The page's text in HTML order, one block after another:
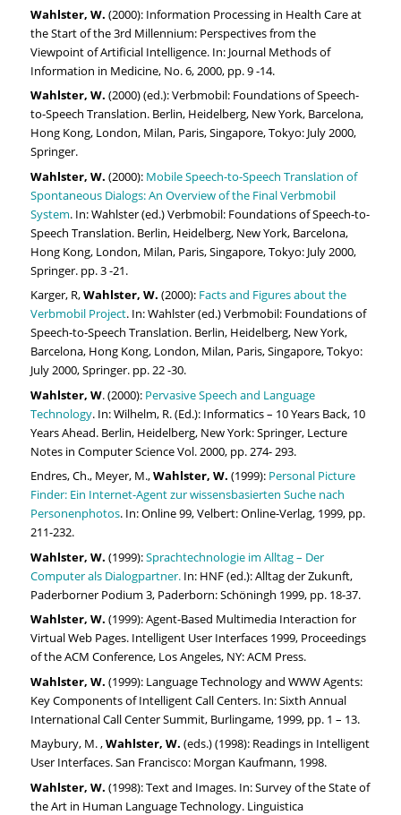
Wahlster, W. (2000): Information Processing in Health Care at
the Start of the 3rd Millennium: Perspectives from the
Viewpoint of Artificial Intelligence. In: Journal Methods of
Information in Medicine, No. 6, 2000, pp. 9 -14.
Wahlster, W. (2000) (ed.): Verbmobil: Foundations of Speech-
to-Speech Translation. Berlin, Heidelberg, New York, Barcelona,
Hong Kong, London, Milan, Paris, Singapore, Tokyo: July 2000,
Springer.
Wahlster, W. (2000): Mobile Speech-to-Speech Translation of
Spontaneous Dialogs: An Overview of the Final Verbmobil
System. In: Wahlster (ed.) Verbmobil: Foundations of Speech-to-
Speech Translation. Berlin, Heidelberg, New York, Barcelona,
Hong Kong, London, Milan, Paris, Singapore, Tokyo: July 2000,
Springer. pp. 3 -21.
Karger, R,Wahlster, W. (2000): Facts and Figures about the
Verbmobil Project. In: Wahlster (ed.) Verbmobil: Foundations of
Speech-to-Speech Translation. Berlin, Heidelberg, New York,
Barcelona, Hong Kong, London, Milan, Paris, Singapore, Tokyo:
July 2000, Springer. pp. 22 -30.
Wahlster, W. (2000): Pervasive Speech and Language
Technology. In: Wilhelm, R. (Ed.): Informatics – 10 Years Back, 10
Years Ahead. Berlin, Heidelberg, New York: Springer, Lecture
Notes in Computer Science Vol. 2000, pp. 274- 293.
Endres, Ch., Meyer, M.,Wahlster, W. (1999): Personal Picture
Finder: Ein Internet-Agent zur wissensbasierten Suche nach
Personenphotos. In: Online 99, Velbert: Online-Verlag, 1999, pp.
211-232.
Wahlster, W. (1999):Sprachtechnologie im Alltag – Der
Computer als Dialogpartner. In: HNF (ed.): Alltag der Zukunft,
Paderborner Podium 3, Paderborn: Schöningh 1999, pp. 18-37.
Wahlster, W. (1999): Agent-Based Multimedia Interaction for
Virtual Web Pages. Intelligent User Interfaces 1999, Proceedings
of the ACM Conference, Los Angeles, NY: ACM Press.
Wahlster, W. (1999): Language Technology and WWW Agents:
Key Components of Intelligent Call Centers. In: Sixth Annual
International Call Center Summit, Burlingame, 1999, pp. 1 – 13.
Maybury, M. ,Wahlster, W. (eds.) (1998): Readings in Intelligent
User Interfaces. San Francisco: Morgan Kaufmann, 1998.
Wahlster, W. (1998): Text and Images. In: Survey of the State of
the Art in Human Language Technology. Linguistica